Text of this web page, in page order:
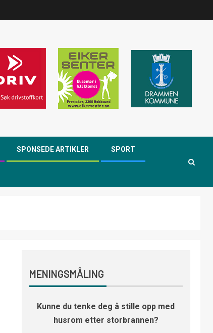
SPONSEDE ARTIKLER SPORT
MENINGSMÅLING
Kunne du tenke deg å stille opp med
husrom etter storbrannen?